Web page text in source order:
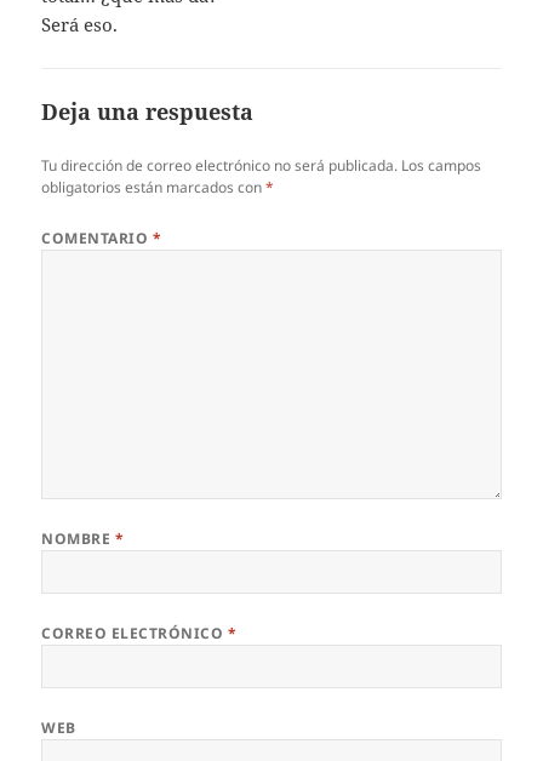
Será eso.
Deja una respuesta
Tu dirección de correo electrónico no será publicada. Los campos
obligatorios están marcados con*
COMENTARIO *
NOMBRE *
CORREO ELECTRÓNICO *
WEB